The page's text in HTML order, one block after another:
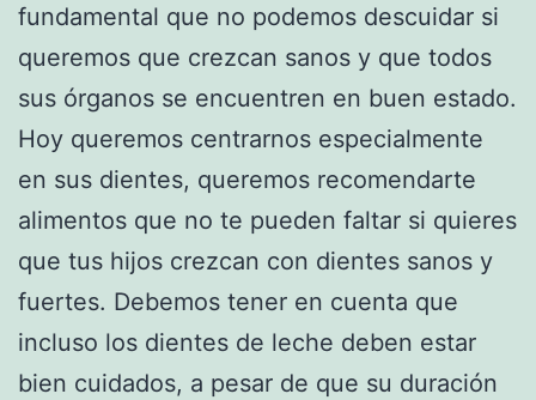
fundamental que no podemos descuidar si
queremos que crezcan sanos y que todos
sus órganos se encuentren en buen estado.
Hoy queremos centrarnos especialmente
en sus dientes, queremos recomendarte
alimentos que no te pueden faltar si quieres
que tus hijos crezcan con dientes sanos y
fuertes. Debemos tener en cuenta que
incluso los dientes de leche deben estar
bien cuidados, a pesar de que su duración